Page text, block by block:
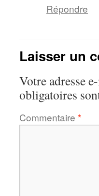
Répondre
Laisser un
Votre adresse
obligatoires
Commentaire *